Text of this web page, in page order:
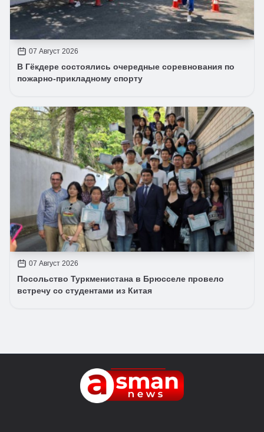
07 Август 2026
В Гёкдере состоялись очередные соревнования по
пожарно-прикладному спорту
07 Август 2026
Посольство Туркменистана в Брюсселе провело
встречу со студентами из Китая